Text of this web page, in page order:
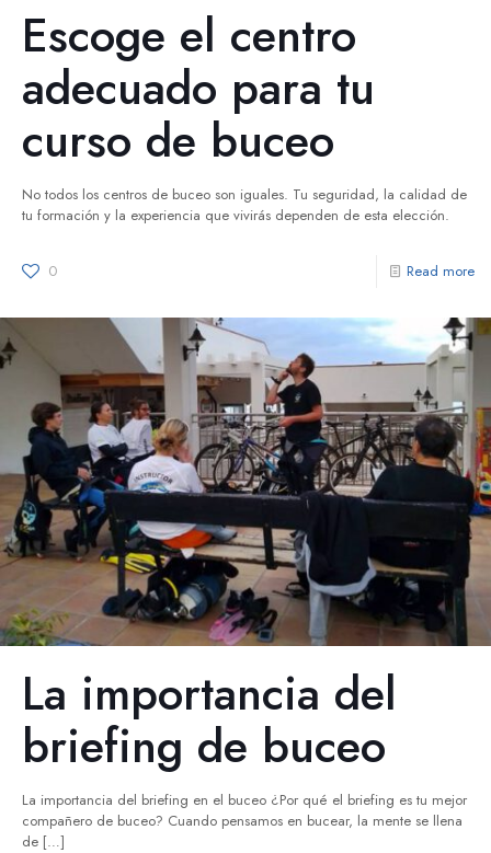
Escoge el centro
adecuado para tu
curso de buceo
No todos los centros de buceo son iguales. Tu seguridad, la calidad de
tu formación y la experiencia que vivirás dependen de esta elección.
0 Read more
La importancia del
briefing de buceo
La importancia del briefing en el buceo ¿Por qué el briefing es tu mejor
compañero de buceo? Cuando pensamos en bucear, la mente se llena
de […]